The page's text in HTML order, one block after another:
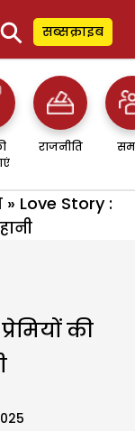
⚲ सब्सक्राइब
राजनीति
» Love Story :
की